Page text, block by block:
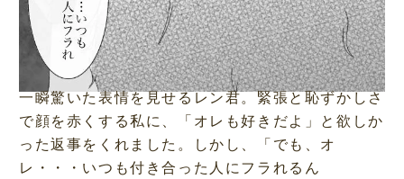
一瞬驚いた表情を見せるレン君。緊張と恥ずかしさ
で顔を赤くする私に、「オレも好きだよ」と欲しか
った返事をくれました。しかし、「でも、オ
レ・・・いつも付き合った人にフラれるん